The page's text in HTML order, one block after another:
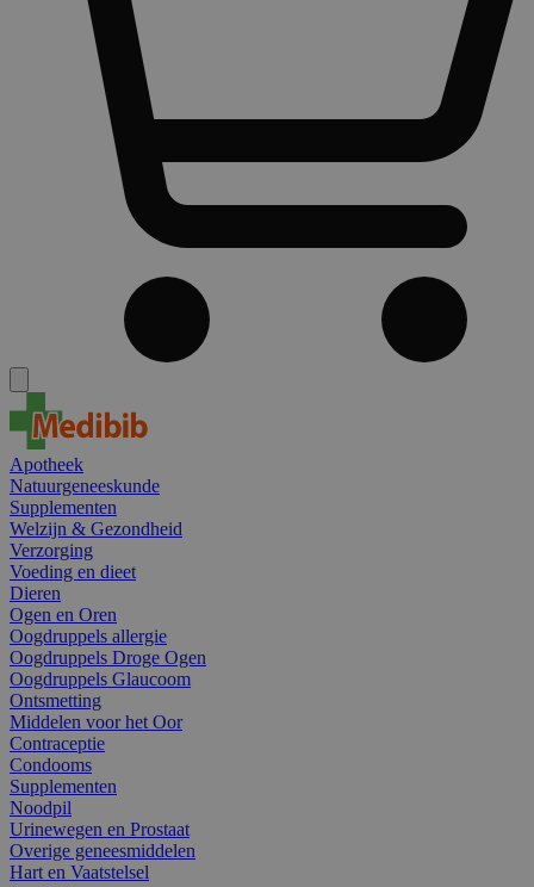
Apotheek
Natuurgeneeskunde
Supplementen
Welzijn & Gezondheid
Verzorging
Voeding en dieet
Dieren
Ogen en Oren
Oogdruppels allergie
Oogdruppels Droge Ogen
Oogdruppels Glaucoom
Ontsmetting
Middelen voor het Oor
Contraceptie
Condooms
Supplementen
Noodpil
Urinewegen en Prostaat
Overige geneesmiddelen
Hart en Vaatstelsel